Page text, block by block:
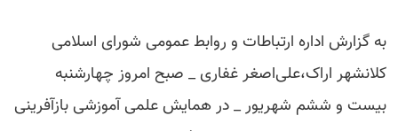
به گزارش اداره ارتباطات و روابط عمومی شورای اسلامی
کلانشهر اراک،علی‌اصغر غفاری _ صبح امروز چهارشنبه
بیست و ششم شهریور _ در همایش علمی آموزشی بازآفرینی